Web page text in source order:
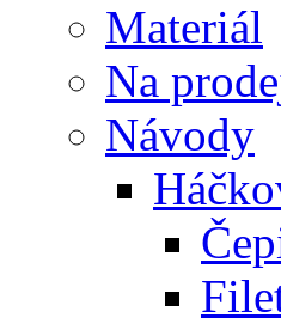
Materiál
Na
Návody